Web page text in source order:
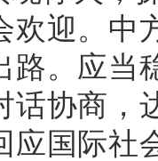
欢迎。中
路。应当
话协商，
应国际社